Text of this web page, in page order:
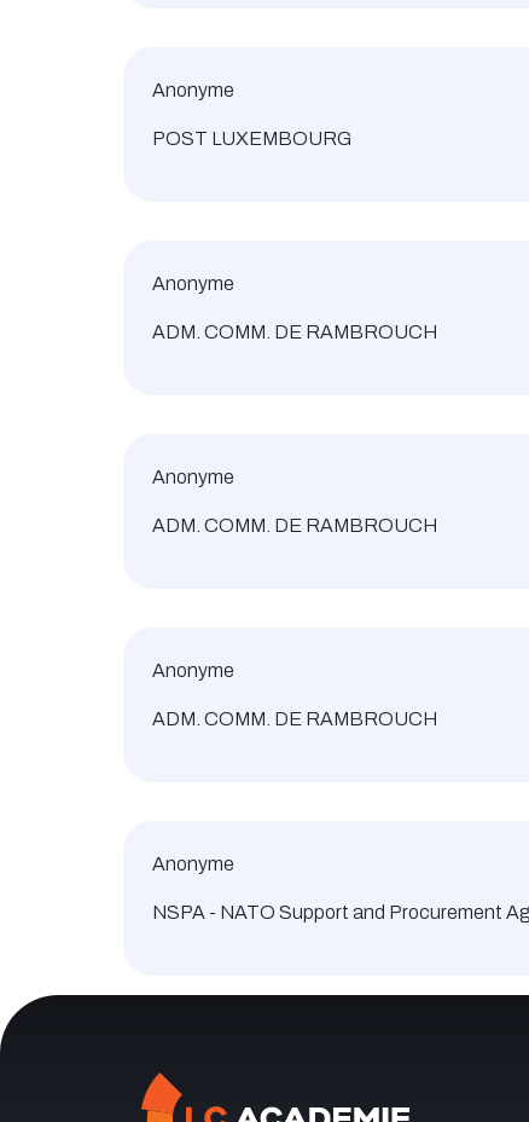
Anonyme
POST LUXEMBOURG
Anonyme
ADM. COMM. DE RAMBROUCH
Anonyme
ADM. COMM. DE RAMBROUCH
Anonyme
ADM. COMM. DE RAMBROUCH
Anonyme
NSPA - NATO Support and Procurement